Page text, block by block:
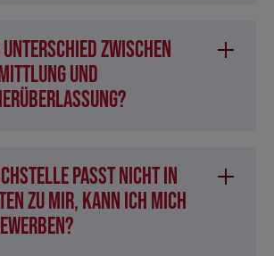
zwischen
und
passt nicht in
zu mir, kann ich mich